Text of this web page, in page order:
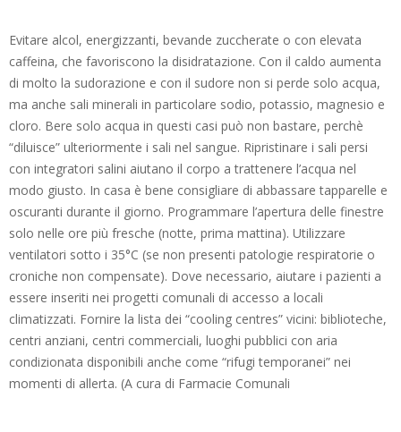
Evitare alcol, energizzanti, bevande zuccherate o con elevata
caffeina, che favoriscono la disidratazione. Con il caldo aumenta
di molto la sudorazione e con il sudore non si perde solo acqua,
ma anche sali minerali in particolare sodio, potassio, magnesio e
cloro. Bere solo acqua in questi casi può non bastare, perchè
“diluisce” ulteriormente i sali nel sangue. Ripristinare i sali persi
con integratori salini aiutano il corpo a trattenere l’acqua nel
modo giusto. In casa è bene consigliare di abbassare tapparelle e
oscuranti durante il giorno. Programmare l’apertura delle finestre
solo nelle ore più fresche (notte, prima mattina). Utilizzare
ventilatori sotto i 35°C (se non presenti patologie respiratorie o
croniche non compensate). Dove necessario, aiutare i pazienti a
essere inseriti nei progetti comunali di accesso a locali
climatizzati. Fornire la lista dei “cooling centres” vicini: biblioteche,
centri anziani, centri commerciali, luoghi pubblici con aria
condizionata disponibili anche come “rifugi temporanei” nei
momenti di allerta. (A cura di Farmacie Comunali